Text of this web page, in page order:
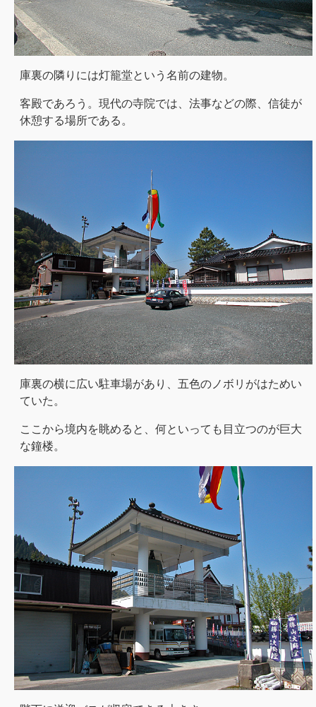
庫裏の隣りには灯籠堂という名前の建物。
客殿であろう。現代の寺院では、法事などの際、信徒が
休憩する場所である。
庫裏の横に広い駐車場があり、五色のノボリがはためい
ていた。
ここから境内を眺めると、何といっても目立つのが巨大
な鐘楼。